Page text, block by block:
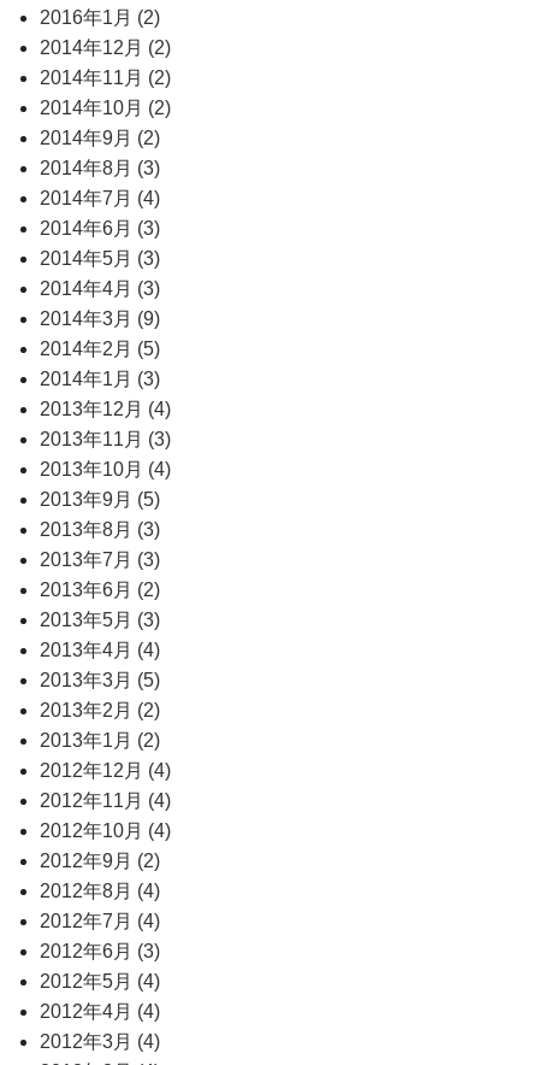
2016年1月 (2)
2014年12月 (2)
2014年11月 (2)
2014年10月 (2)
2014年9月 (2)
2014年8月 (3)
2014年7月 (4)
2014年6月 (3)
2014年5月 (3)
2014年4月 (3)
2014年3月 (9)
2014年2月 (5)
2014年1月 (3)
2013年12月 (4)
2013年11月 (3)
2013年10月 (4)
2013年9月 (5)
2013年8月 (3)
2013年7月 (3)
2013年6月 (2)
2013年5月 (3)
2013年4月 (4)
2013年3月 (5)
2013年2月 (2)
2013年1月 (2)
2012年12月 (4)
2012年11月 (4)
2012年10月 (4)
2012年9月 (2)
2012年8月 (4)
2012年7月 (4)
2012年6月 (3)
2012年5月 (4)
2012年4月 (4)
2012年3月 (4)